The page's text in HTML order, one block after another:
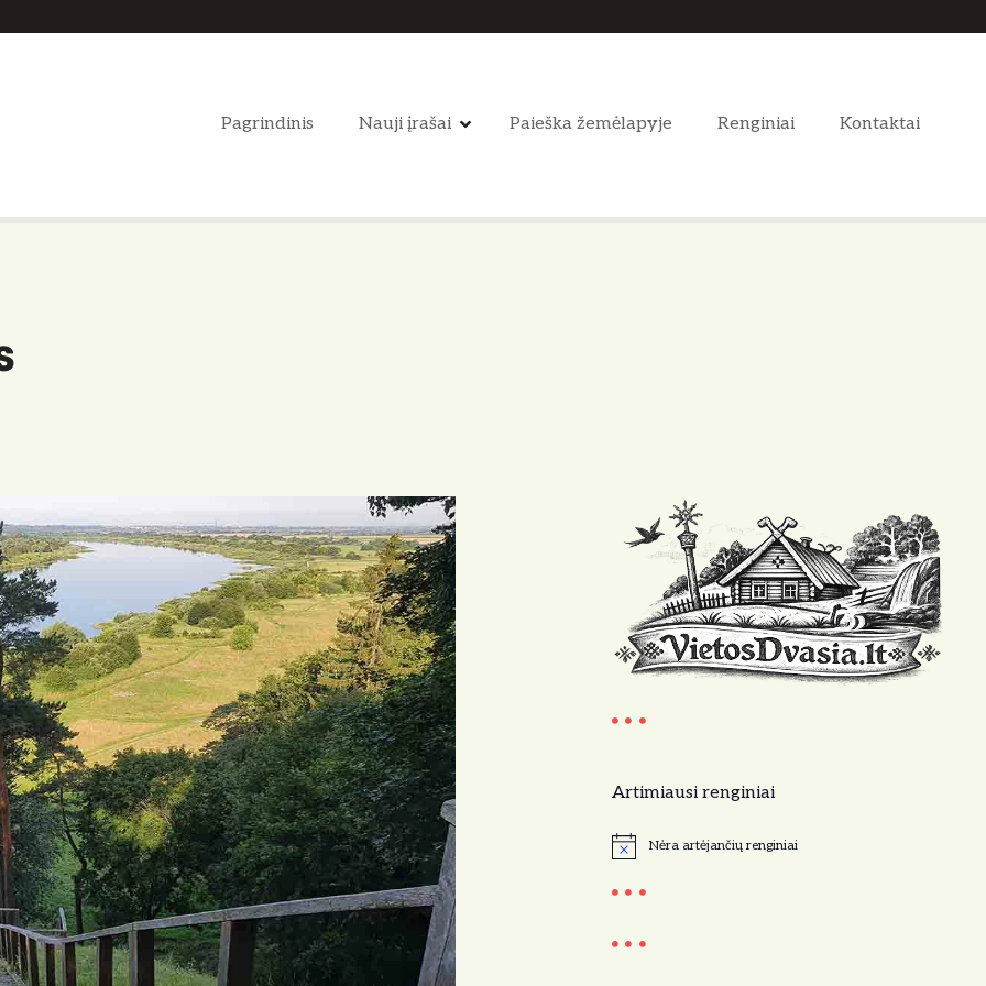
Pagrindinis Nauji įrašai Paieška žemėlapyje Renginiai Kontaktai
Artimiausi renginiai
N
t
e
Nėra artėjančių renginiai